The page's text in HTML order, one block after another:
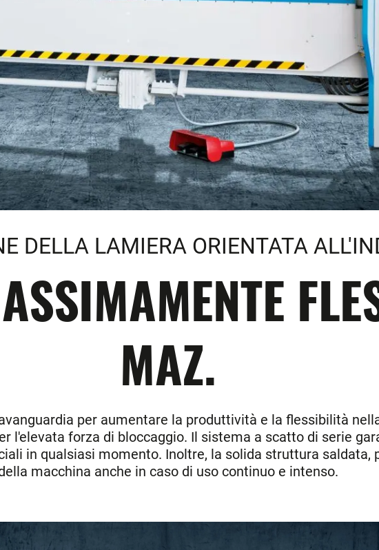
DELLA LAMIERA ORIENTATA
MAZ.
per aumentare la produttività e la flessibilità
l'elevata forza di bloccaggio. Il sistema a scatto di serie
in qualsiasi momento. Inoltre, la solida struttura saldata,
macchina anche in caso di uso continuo e intenso.